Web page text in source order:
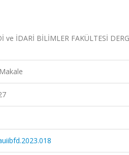
ve İDARİ BİLİMLER FAKÜLTESİ